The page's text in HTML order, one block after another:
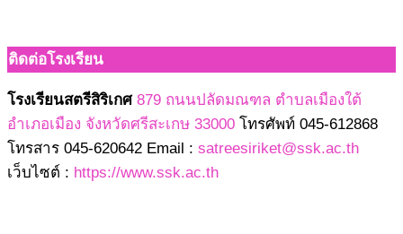
ติดต่อโรงเรียน
โรงเรียนสตรีสิริเกศ 879 ถนนปลัดมณฑล ตำบลเมืองใต้
อำเภอเมือง จังหวัดศรีสะเกษ 33000 โทรศัพท์ 045-612868
โทรสาร 045-620642 Email : satreesiriket@ssk.ac.th
เว็บไซต์ : https://www.ssk.ac.th